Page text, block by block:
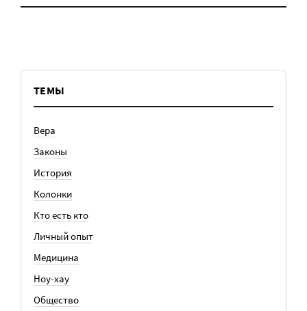
ТЕМЫ
Вера
Законы
История
Колонки
Кто есть кто
Личный опыт
Медицина
Ноу-хау
Общество